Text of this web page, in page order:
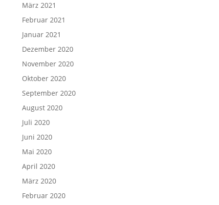
März 2021
Februar 2021
Januar 2021
Dezember 2020
November 2020
Oktober 2020
September 2020
August 2020
Juli 2020
Juni 2020
Mai 2020
April 2020
März 2020
Februar 2020